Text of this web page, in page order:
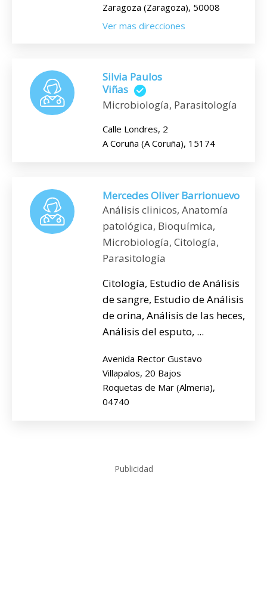
Zaragoza (Zaragoza), 50008
Ver mas direcciones
Silvia Paulos
Viñas
Microbiología, Parasitología
Calle Londres, 2
A Coruña (A Coruña), 15174
Mercedes Oliver Barrionuevo
Análisis clinicos, Anatomía
patológica, Bioquímica,
Microbiología, Citología,
Parasitología
Citología, Estudio de Análisis
de sangre, Estudio de Análisis
de orina, Análisis de las heces,
Análisis del esputo, ...
Avenida Rector Gustavo
Villapalos, 20 Bajos
Roquetas de Mar (Almeria),
04740
Publicidad